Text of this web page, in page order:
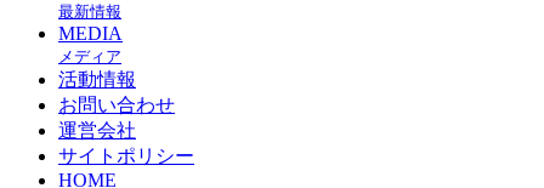
最新情報
MEDIA
メディア
活動情報
お問い合わせ
運営会社
サイトポリシー
HOME